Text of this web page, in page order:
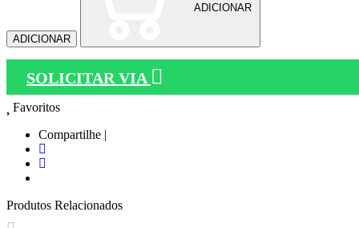
ADICIONAR
ADICIONAR
SOLICITAR VIA
Favoritos
Compartilhe |
Produtos Relacionados